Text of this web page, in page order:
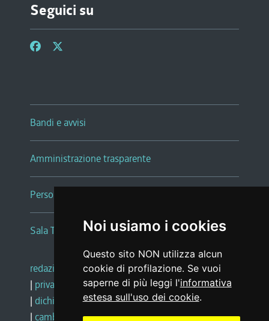
Noi usiamo i cookies
Questo sito NON utilizza alcun
cookie di profilazione. Se vuoi
saperne di più leggi l'informativa
estesa sull'uso dei cookie.
Seguici su
Bandi e avvisi
Amministrazione trasparente
Persone e Uffici
Sala Tiziano Tessitori
redazione web |note legali |glossario
| privacy
social media policy
| dichiarazione di accessibilità |feedback
| cambio preferenze cookie